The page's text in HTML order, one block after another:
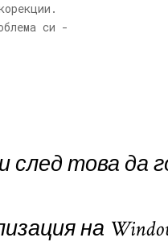
си -
след това да
на